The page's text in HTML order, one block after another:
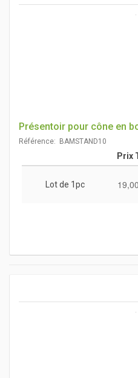
Présentoir pour cône en
Référence: BAMSTAND10
Prix
Lot de 1pc